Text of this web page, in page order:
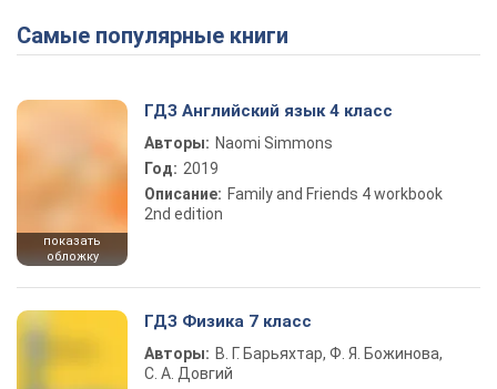
Play Video
Самые популярные книги
показать
обложку
ГДЗ Английский язык 4 класс
Авторы: Naomi Simmons
Год: 2019
Описание: Family and Friends 4 workbook
2nd edition
ГДЗ Физика 7 класс
Авторы: В. Г. Барьяхтар, Ф. Я. Божинова,
С. А. Довгий